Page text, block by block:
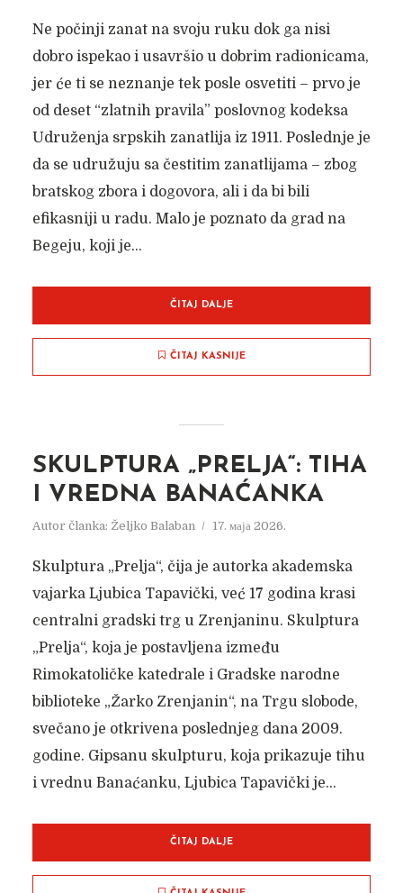
Ne počinji zanat na svoju ruku dok ga nisi
dobro ispekao i usavršio u dobrim radionicama,
jer će ti se neznanje tek posle osvetiti – prvo je
od deset “zlatnih pravila” poslovnog kodeksa
Udruženja srpskih zanatlija iz 1911. Poslednje je
da se udružuju sa čestitim zanatlijama – zbog
bratskog zbora i dogovora, ali i da bi bili
efikasniji u radu. Malo je poznato da grad na
Begeju, koji je...
ČITAJ DALJE
ČITAJ KASNIJE
SKULPTURA „PRELJA“: TIHA
I VREDNA BANAĆANKA
Autor članka: Željko Balaban 17. маја 2026.
Skulptura „Prelja“, čija je autorka akademska
vajarka Ljubica Tapavički, već 17 godina krasi
centralni gradski trg u Zrenjaninu. Skulptura
„Prelja“, koja je postavljena između
Rimokatoličke katedrale i Gradske narodne
biblioteke „Žarko Zrenjanin“, na Trgu slobode,
svečano je otkrivena poslednjeg dana 2009.
godine. Gipsanu skulpturu, koja prikazuje tihu
i vrednu Banaćanku, Ljubica Tapavički je...
ČITAJ DALJE